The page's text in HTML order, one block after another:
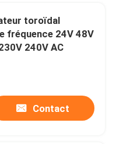
toroïdal
fréquence 24V 48V
240V AC
Contact